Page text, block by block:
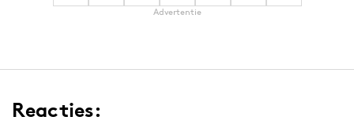
Advertentie
Reacties: